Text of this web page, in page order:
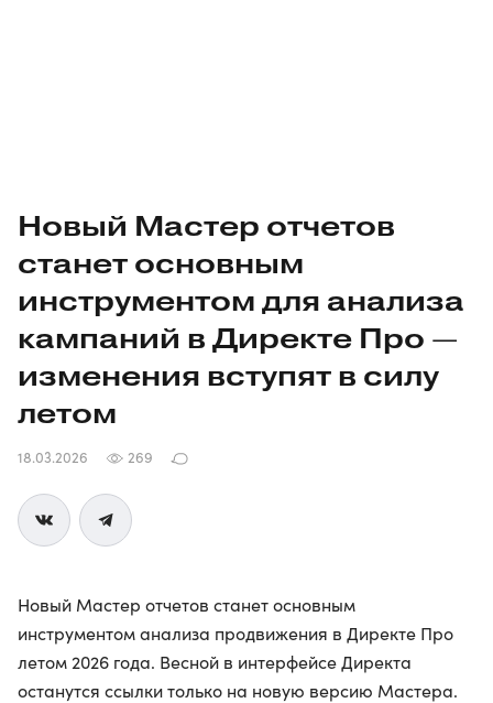
Новый Мастер отчетов
станет основным
инструментом для анализа
кампаний в Директе Про —
изменения вступят в силу
летом
18.03.2026 269
Новый Мастер отчетов станет основным
инструментом анализа продвижения в Директе Про
летом 2026 года. Весной в интерфейсе Директа
останутся ссылки только на новую версию Мастера.